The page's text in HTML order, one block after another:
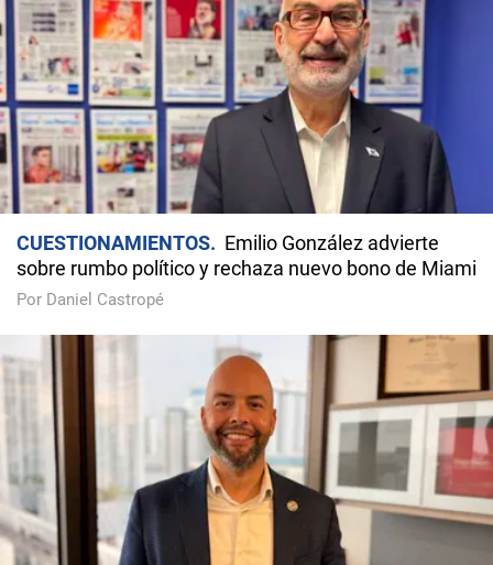
CUESTIONAMIENTOS
Emilio González advierte
sobre rumbo político y rechaza nuevo bono de Miami
Por Daniel Castropé